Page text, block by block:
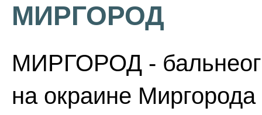
МИРГОРОД
МИРГОРОД -
на окраине